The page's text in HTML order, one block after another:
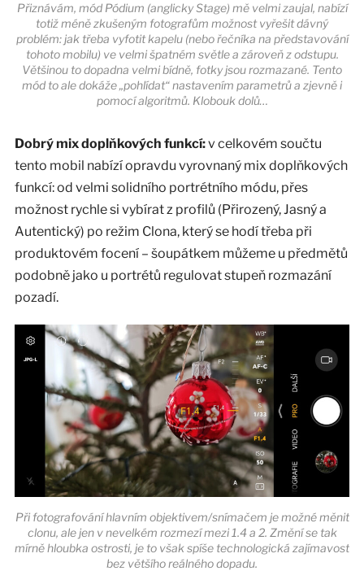
Přiznávám, mód Pódium (anglicky Stage) mě velmi zaujal, nabízí
totiž méně zkušeným fotografům možnost vyřešit dávný
problém: jak třeba vyfotit kapelu (nebo řečníka na představování
tohoto mobilu) ve velmi špatném světle a zároveň z odstupu.
Většinou to dopadna velmi bídně, fotky jsou rozmazané. Tento
mód to ale dokáže „pohlídat“ nastavením parametrů a zjevně i
pomocí algoritmů. Klobouk dolů…
Dobrý mix doplňkových funkcí:v celkovém součtu
tento mobil nabízí opravdu vyrovnaný mix doplňkových
funkcí: od velmi solidního portrétního módu, přes
možnost rychle si vybírat z profilů (Přirozený, Jasný a
Autentický) po režim Clona, který se hodí třeba při
produktovém focení – šoupátkem můžeme u předmětů
podobně jako u portrétů regulovat stupeň rozmazání
pozadí.
Při fotografování hlavním objektivem/snímačem je možné měnit
clonu, ale jen v nevelkém rozmezí mezi 1.4 a 2. Změní se tak
mírně hloubka ostrosti, je to však spíše technologická zajímavost
bez většího reálného dopadu.